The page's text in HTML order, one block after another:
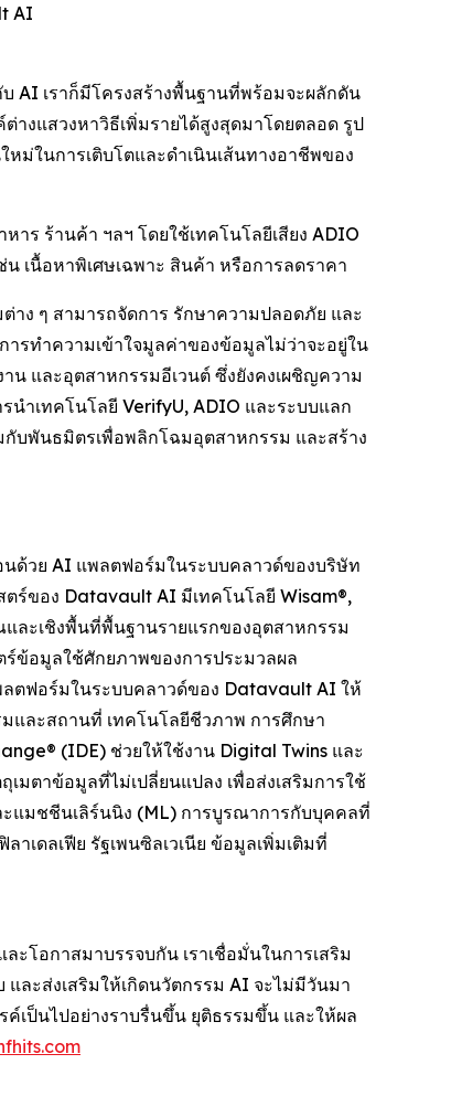
AI
AI เราก็มีโครงสร้างพื้นฐานที่พร้อมจะผลักดัน
างแสวงหาวิธีเพิ่มรายได้สูงสุดมาโดยตลอด รูป
ม่ในการเติบโตและดำเนินเส้นทางอาชีพของ
ร ร้านค้า ฯลฯ โดยใช้เทคโนโลยีเสียง ADIO
เนื้อหาพิเศษเฉพาะ สินค้า หรือการลดราคา
ง ๆ สามารถจัดการ รักษาความปลอดภัย และ
รทำความเข้าใจมูลค่าของข้อมูลไม่ว่าจะอยู่ใน
น และอุตสาหกรรมอีเวนต์ ซึ่งยังคงเผชิญความ
ำเทคโนโลยี VerifyU, ADIO และระบบแลก
กับพันธมิตรเพื่อพลิกโฉมอุตสาหกรรม และสร้าง
ด้วย AI แพลตฟอร์มในระบบคลาวด์ของบริษัท
ร์ของ Datavault AI มีเทคโนโลยี Wisam®,
ละเชิงพื้นที่พื้นฐานรายแรกของอุตสาหกรรม
ข้อมูลใช้ศักยภาพของการประมวลผล
ลตฟอร์มในระบบคลาวด์ของ Datavault AI ให้
และสถานที่ เทคโนโลยีชีวภาพ การศึกษา
(IDE) ช่วยให้ใช้งาน Digital Twins และ
มตาข้อมูลที่ไม่เปลี่ยนแปลง เพื่อส่งเสริมการใช้
แมชชีนเลิร์นนิง (ML) การบูรณาการกับบุคคลที่
เดลเฟีย รัฐเพนซิลเวเนีย ข้อมูลเพิ่มเติมที่
โอกาสมาบรรจบกัน เราเชื่อมั่นในการเสริม
ละส่งเสริมให้เกิดนวัตกรรม AI จะไม่มีวันมา
เป็นไปอย่างราบรื่นขึ้น ยุติธรรมขึ้น และให้ผล